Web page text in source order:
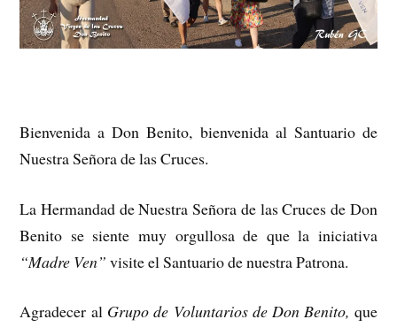
Bienvenida a Don Benito, bienvenida al Santuario de
Nuestra Señora de las Cruces.
La Hermandad de Nuestra Señora de las Cruces de Don
Benito se siente muy orgullosa de que la iniciativa
“Madre Ven” visite el Santuario de nuestra Patrona.
Agradecer al Grupo de Voluntarios de Don Benito, que